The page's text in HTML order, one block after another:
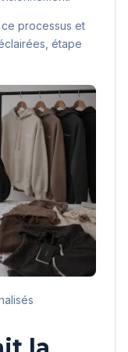
processus et
étape